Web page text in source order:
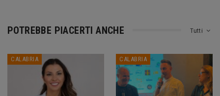
Tutti
POTREBBE PIACERTI ANCHE
CALABRIA CALABRIA